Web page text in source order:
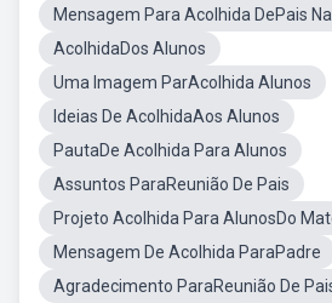
Mensagem Para Acolhida DePais
AcolhidaDos Alunos
Uma Imagem ParAcolhida Alunos
Ideias De AcolhidaAos Alunos
PautaDe Acolhida Para Alunos
Assuntos ParaReunião De Pais
Projeto Acolhida Para AlunosDo
Mensagem De Acolhida ParaPadre
Agradecimento ParaReunião De